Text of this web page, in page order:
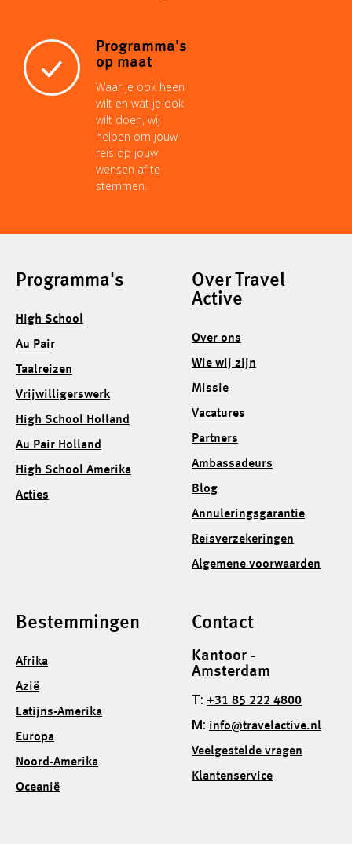
Programma's
op maat
Waar je ook heen
wilt en wat je ook
wilt doen, wij
helpen om jouw
reis op jouw
wensen af te
stemmen.
Programma's
High School
Au Pair
Taalreizen
Vrijwilligerswerk
High School Holland
Au Pair Holland
High School Amerika
Acties
Over Travel
Active
Over ons
Wie wij zijn
Missie
Vacatures
Partners
Ambassadeurs
Blog
Annuleringsgarantie
Reisverzekeringen
Algemene voorwaarden
Bestemmingen
Afrika
Azië
Latijns-Amerika
Europa
Noord-Amerika
Oceanië
Contact
Kantoor -
Amsterdam
T: +31 85 222 4800
M: info@travelactive.nl
Veelgestelde vragen
Klantenservice